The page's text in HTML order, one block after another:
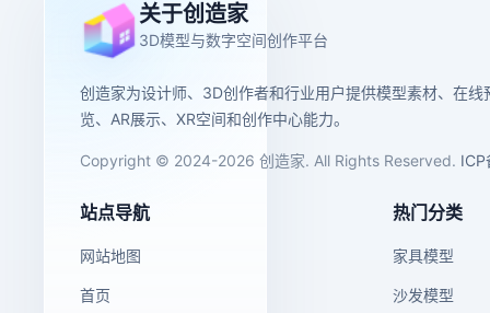
关于创造家
3D模型与数字空间创作平台
创造家为设计师、3D创作者和行业用户提供模型素材、在线
览、AR展示、XR空间和创作中心能力。
Copyright © 2024-2026 创造家. All Rights Reserved. ICP
站点导航
网站地图
首页
热门分类
家具模型
沙发模型